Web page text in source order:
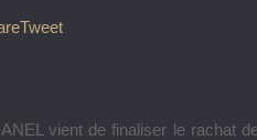
Tweet
vient de finaliser le rachat